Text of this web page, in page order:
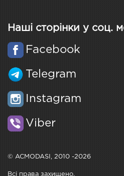
Наші сторінки у соц.
Facebook
Telegram
Instagram
Viber
© ACMODASI, 2010 -2026
Всі права захищено.